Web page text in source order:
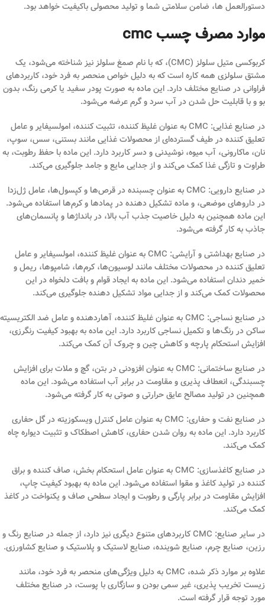
دستورالعمل ها، ضامن سلامتی شما و تولید محصولی باکیفیت خواهد بود.
موارد مصرف چسب cmc
کربوکسی متیل سلولز (CMC)، که با نام صمغ سلولز نیز شناخته می‌شود، یک
مشتق سلولزی همه کاره است که به دلیل خواص منحصر به فرد خود، کاربردهای
فراوانی در صنایع مختلف دارد. این ماده به صورت پودر سفید یا کرمی رنگ، بدون
بو و با قابلیت حل شدن در آب سرد و گرم عرضه می‌شود.
در صنایع غذایی: CMC به عنوان غلیظ کننده، تثبیت کننده، امولسیفایر و عامل
تعلیق کننده در طیف گسترده‌ای از محصولات غذایی مانند بستنی، سس، سوپ،
نان، ماکارونی، آب میوه، نوشیدنی و دسر کاربرد دارد. این ماده با حفظ رطوبت، به
طراوت و تازگی غذا کمک می‌کند و از جدایی مایع و جامد جلوگیری می‌کند.
در صنایع دارویی: CMC به عنوان چسبنده در قرص‌ها و کپسول‌ها، عامل ژل‌زدا
در داروهای موضعی، و ماده تشکیل دهنده در پمادها و کرم‌ها استفاده می‌شود.
این ماده همچنین به دلیل خاصیت جذب آب بالا، در بانداژها و پانسمان‌های
جاذب به کار گرفته می‌شود.
در صنایع بهداشتی و آرایشی: CMC به عنوان غلیظ کننده، امولسیفایر و عامل
تعلیق کننده در محصولات مختلف مانند لوسیون‌ها، کرم‌ها، شامپوها، ریمل و
خمیر دندان استفاده می‌شود. این ماده به ایجاد قوام و بافت دلخواه در این
محصولات کمک می‌کند و از جدایی مواد تشکیل دهنده جلوگیری می‌کند.
در صنایع نساجی: CMC به عنوان غلیظ کننده، آهاردهنده و عامل ضد الکتریسیته
ساکن در رنگ‌ها و تکمیل نساجی کاربرد دارد. این ماده به بهبود کیفیت رنگرزی،
افزایش استحکام پارچه و کاهش چین و چروک آن کمک می‌کند.
در صنایع ساختمانی: CMC به عنوان افزودنی در بتن، گچ و ملات برای افزایش
چسبندگی، انعطاف پذیری و مقاومت در برابر آب استفاده می‌شود. این ماده
همچنین در تولید مصالح عایق حرارتی و صوتی به کار گرفته می‌شود.
در صنایع نفت و حفاری: CMC به عنوان عامل کنترل ویسکوزیته در گل حفاری
کاربرد دارد. این ماده به روان شدن حفاری، کاهش اصطکاک و تثبیت دیواره چاه
کمک می‌کند.
در صنایع کاغذسازی: CMC به عنوان عامل استحکام بخش، صاف کننده و براق
کننده در تولید کاغذ و مقوا استفاده می‌شود. این ماده به بهبود کیفیت چاپ،
افزایش مقاومت در برابر پارگی و رطوبت و ایجاد سطحی صاف و یکنواخت در کاغذ
کمک می‌کند.
در سایر صنایع: CMC کاربردهای متنوع دیگری نیز دارد، از جمله در صنایع رنگ و
رزین، صنایع چرم، صنایع شوینده، صنایع لاستیک و پلاستیک و صنایع کشاورزی.
علاوه بر موارد ذکر شده، CMC به دلیل ویژگی‌های منحصر به فرد خود، مانند
زیست تخریب پذیری، غیر سمی بودن و سازگاری با پوست، در صنایع مختلف
مورد توجه قرار گرفته است.